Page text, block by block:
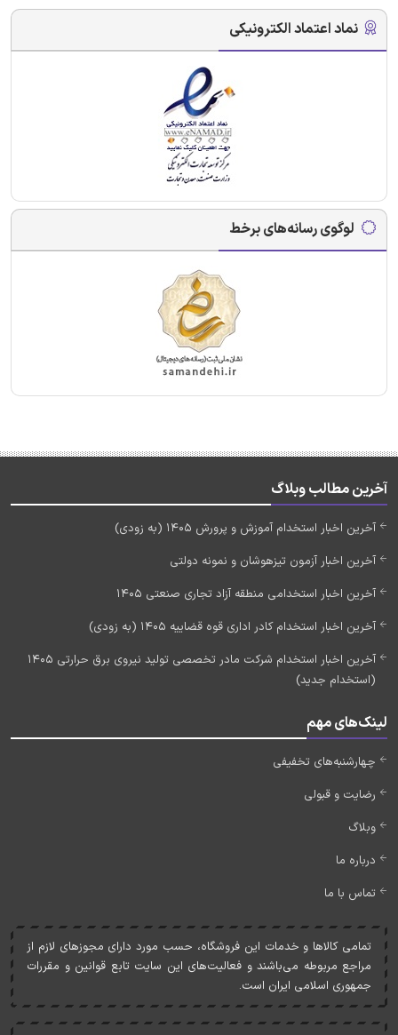
نماد اعتماد الکترونیکی
لوگوی رسانه‌های برخط
آخرین مطالب وبلاگ
آخرین اخبار استخدام آموزش و پرورش 1405 (به زودی)
آخرین اخبار آزمون تیزهوشان و نمونه دولتی
آخرین اخبار استخدامی منطقه آزاد تجاری صنعتی 1405
آخرین اخبار استخدام کادر اداری قوه قضاییه 1405 (به زودی)
آخرین اخبار استخدام شرکت مادر تخصصی تولید نیروی برق حرارتی 1405
(استخدام جدید)
لینک‌های مهم
چهارشنبه‌های تخفیفی
رضایت و قبولی
وبلاگ
درباره ما
تماس با ما
تمامی کالاها و خدمات اين فروشگاه، حسب مورد دارای مجوزهای لازم از
مراجع مربوطه می‌باشند و فعاليت‌های اين سايت تابع قوانين و مقررات
جمهوری اسلامی ايران است.